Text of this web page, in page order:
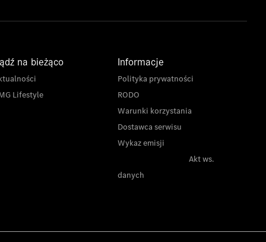
na bieżąco
Lifestyle
Informacje
Polityka prywatności
RODO
Warunki korzystania
Dostawca serwisu
Wykaz emisji
Akt ws.
danych